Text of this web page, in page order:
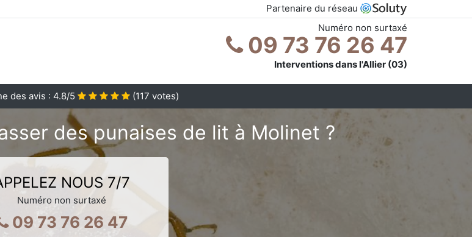
Partenaire du réseau
Numéro non surtaxé
09 73 76 26 47
Interventions dans l'Allier (03)
des avis : 4.8/5 (117 votes)
des punaises de lit à Molinet ?
NOUS 7/7
Numéro non surtaxé
09 73 76 26 47